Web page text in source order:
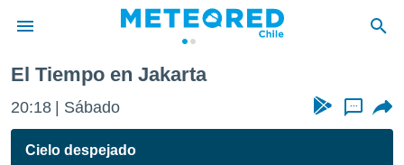
de
por
El Tiempo en Jakarta
20:18 Sábado ...
Cielo despejado